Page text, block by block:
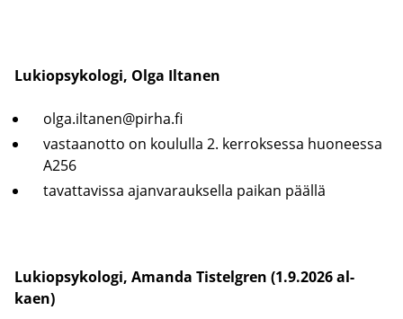
Lu­kiop­sy­ko­lo­gi, Olga Il­ta­nen
olga.il­ta­nen@pirha.fi
vas­taan­ot­to on kou­lul­la 2. ker­rok­ses­sa huo­nees­sa
A256
ta­vat­ta­vis­sa ajan­va­rauk­sel­la pai­kan pääl­lä
Lu­kiop­sy­ko­lo­gi, Aman­da Tis­telgren (1.9.2026 al­
kaen)